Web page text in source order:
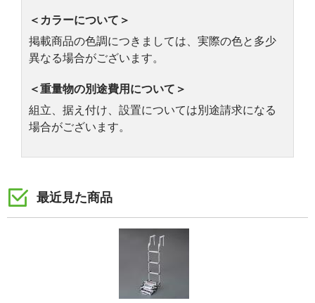
＜カラーについて＞
掲載商品の色調につきましては、実際の色と多少
異なる場合がございます。
＜重量物の別途費用について＞
組立、据え付け、設置については別途請求になる
場合がございます。
最近見た商品